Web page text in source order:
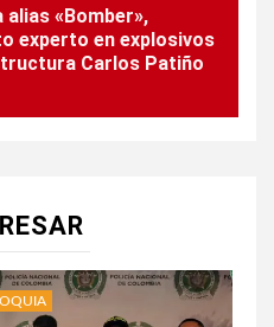
alias «Bomber»,
experto en explosivos
Carlos Patiño